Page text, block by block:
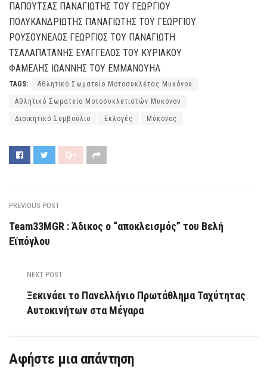
ΠΑΠΟΥΤΣΑΣ ΠΑΝΑΓΙΩΤΗΣ ΤΟΥ ΓΕΩΡΓΙΟΥ
ΠΟΛΥΚΑΝΔΡΙΩΤΗΣ ΠΑΝΑΓΙΩΤΗΣ ΤΟΥ ΓΕΩΡΓΙΟΥ
ΡΟΥΣΟΥΝΕΛΟΣ ΓΕΩΡΓΙΟΣ ΤΟΥ ΠΑΝΑΓΙΩΤΗ
ΤΣΑΛΑΠΑΤΑΝΗΣ ΕΥΑΓΓΕΛΟΣ ΤΟΥ ΚΥΡΙΑΚΟΥ
ΦΑΜΕΛΗΣ ΙΩΑΝΝΗΣ ΤΟΥ ΕΜΜΑΝΟΥΗΛ
TAGS: Αθλητικό Σωματείο Μοτοσυκλέτας Μυκόνου
Αθλητικό Σωματείο Μοτοσυκλετιστών Μυκόνου
Διοικητικό Συμβούλιο Εκλογές Μύκονος
PREVIOUS POST
Team33MGR : Άδικος ο “αποκλεισμός” του Βελή
Εϊπόγλου
NEXT POST
Ξεκινάει το Πανελλήνιο Πρωτάθλημα Ταχύτητας
Αυτοκινήτων στα Μέγαρα
Αφήστε μια απάντηση